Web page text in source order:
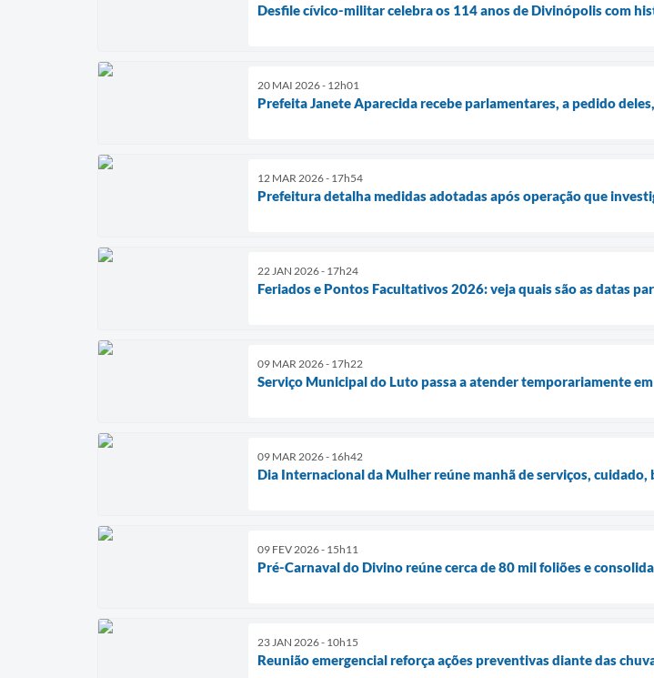
Desfile cívico-militar celebra os 114 anos de Divinópolis com
20 MAI 2026 - 12h01
Prefeita Janete Aparecida recebe parlamentares, a pedido
12 MAR 2026 - 17h54
Prefeitura detalha medidas adotadas após operação que
22 JAN 2026 - 17h24
Feriados e Pontos Facultativos 2026: veja quais são as datas
09 MAR 2026 - 17h22
Serviço Municipal do Luto passa a atender temporariamente
09 MAR 2026 - 16h42
Dia Internacional da Mulher reúne manhã de serviços,
09 FEV 2026 - 15h11
Pré-Carnaval do Divino reúne cerca de 80 mil foliões e
23 JAN 2026 - 10h15
Reunião emergencial reforça ações preventivas diante das